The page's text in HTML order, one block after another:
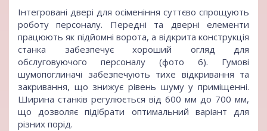
Інтегровані двері для осіменіння суттєво спрощують
роботу персоналу. Передні та дверні елементи
працюють як підйомні ворота, а відкрита конструкція
станка забезпечує хороший огляд для
обслуговуючого персоналу (фото 6). Гумові
шумопоглиначі забезпечують тихе відкривання та
закривання, що знижує рівень шуму у приміщенні.
Ширина станків регулюється від 600 мм до 700 мм,
що дозволяє підібрати оптимальний варіант для
різних порід.